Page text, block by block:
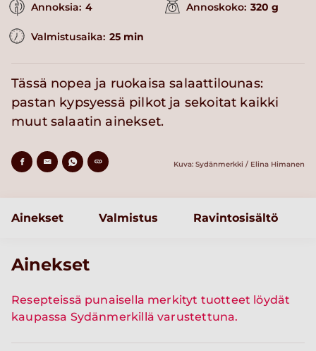
Annoksia: 4 Annoskoko: 320 g
Valmistusaika: 25 min
Tässä nopea ja ruokaisa salaattilounas:
pastan kypsyessä pilkot ja sekoitat kaikki
muut salaatin ainekset.
Kuva: Sydänmerkki / Elina Himanen
Ainekset Valmistus Ravintosisältö
Ainekset
Resepteissä punaisella merkityt tuotteet löydät
kaupassa Sydänmerkillä varustettuna.